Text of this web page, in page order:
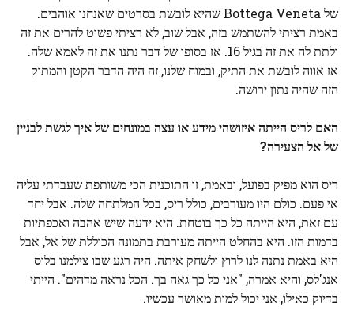
של Bottega Veneta שהיא לובשת בסרטים שאנחנו אוהבים.
באמת רציתי להשתמש בזה, אבל שוב, לא רציתי פשוט להרים את זה
ולתת לה את זה בגיל 16. אז בסופו של דבר נתנו את זה לאמא שלה.
אז אווה לובשת את התיק, ובמוח שלנו, זה היה הדבר הקטן והמתוק
הזה שהיה נתון ירושה.
האם לריס הייתה איזושהי מידע או עצה במונחים של איך לגשת לבניין
של אל הצעירה?
ריס הוא מפיק בפועל, ובאמת, זו התוכנית הכי משותפת שעבדתי עליה
אי פעם. כולם היו מעורבים, כולל ריס, בכל המלתחה שלה. אבל יחד
עם זאת, היא הייתה כל כך בוטחת. היא ידעה שיש אהבה ואכפתיות
בדמות הזו. היא בהחלט הייתה מעורבת בתמונה הכוללת של אל, אבל
היא באמת נתנה לנו לרוץ ולשחק איתה. היה רגע שבו צילמנו בלוס
אנג'לס, והיא אמרה, "אני כל כך גאה בך. הכל נראה מדהים". הייתי
בדיוק כאילו, אני יכול למות מאושר עכשיו.